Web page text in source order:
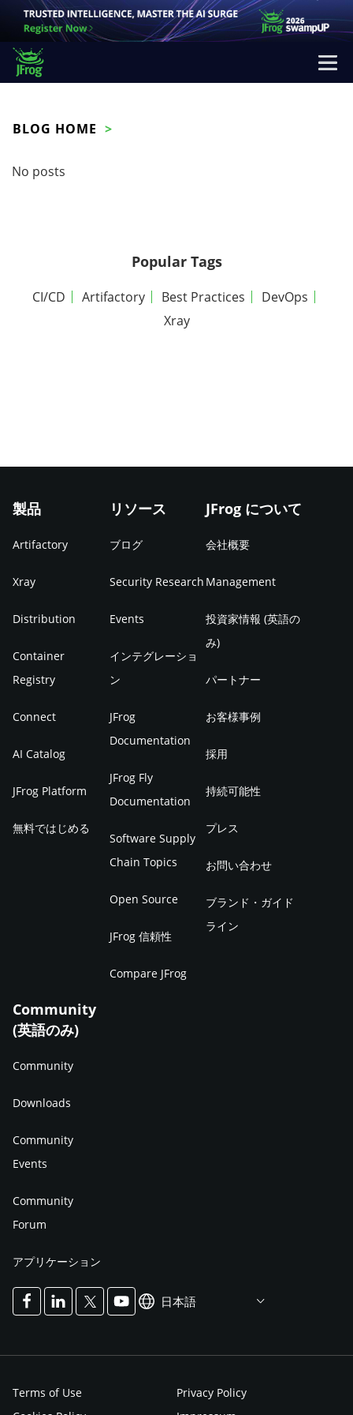
BLOG HOME
No posts
Popular Tags
CI/CD Artifactory Best Practices
DevOps
Xray
製品
Artifactory
Xray
Distribution
Container
Registry
Connect
AI Catalog
JFrog Platform
無料ではじめる
リソース
ブログ
Security Research
Events
インテグレーショ
ン
JFrog
Documentation
JFrog Fly
Documentation
Software Supply
Chain Topics
Open Source
JFrog 信頼性
Compare JFrog
JFrog について
会社概要
Management
投資家情報 (英語の
み)
パートナー
お客様事例
採用
持続可能性
プレス
お問い合わせ
ブランド・ガイド
ライン
Community
(英語のみ)
Community
Downloads
Community
Events
Community
Forum
アプリケーション
日本語
Terms of Use
Privacy Policy